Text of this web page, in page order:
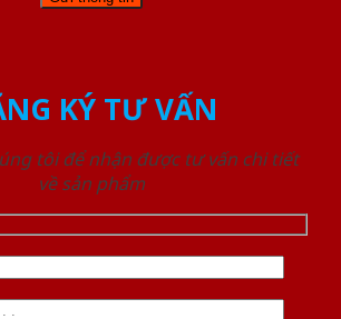
KÝ TƯ VẤN
tôi để nhận được tư vấn chi tiết
về sản phẩm